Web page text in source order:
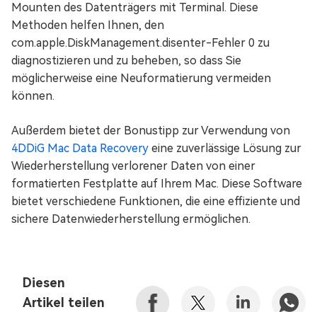
Mounten des Datenträgers mit Terminal. Diese
Methoden helfen Ihnen, den
com.apple.DiskManagement.disenter-Fehler 0 zu
diagnostizieren und zu beheben, so dass Sie
möglicherweise eine Neuformatierung vermeiden
können.
Außerdem bietet der Bonustipp zur Verwendung von
4DDiG Mac Data Recovery eine zuverlässige Lösung zur
Wiederherstellung verlorener Daten von einer
formatierten Festplatte auf Ihrem Mac. Diese Software
bietet verschiedene Funktionen, die eine effiziente und
sichere Datenwiederherstellung ermöglichen.
Diesen
Artikel teilen